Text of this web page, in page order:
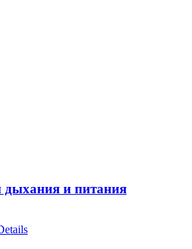
дыхания и питания